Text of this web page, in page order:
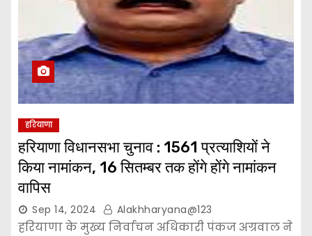
हरियाणा
हरियाणा विधानसभा चुनाव : 1561 प्रत्याशियों ने
किया नामांकन, 16 सितम्बर तक होंगे होंगे नामांकन
वापिस
Sep 14, 2024 Alakhharyana@123
हरियाणा के मुख्य निर्वाचन अधिकारी पंकज अग्रवाल ने